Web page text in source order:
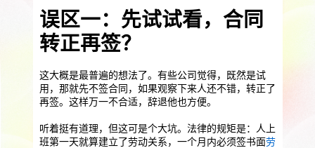
数组营销创新业务
误区一：先试试看，合同
转正再签？
这大概是最普遍的想法了。有些公司觉得，既然是试
用，那就先不签合同，如果观察下来人还不错，转正了
再签。这样万一不合适，辞退他也方便。
听着挺有道理，但这可是个大坑。法律的规矩是：人上
班第一天就算建立了劳动关系，一个月内必须签书面劳